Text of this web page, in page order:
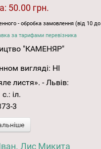
50.00 грн.
- обробка замовлення (від 10 до
за тарифами перевізника
"КАМЕНЯР"
вигляді: НІ
листя». - Львів:
іл.
3
Лис Микита